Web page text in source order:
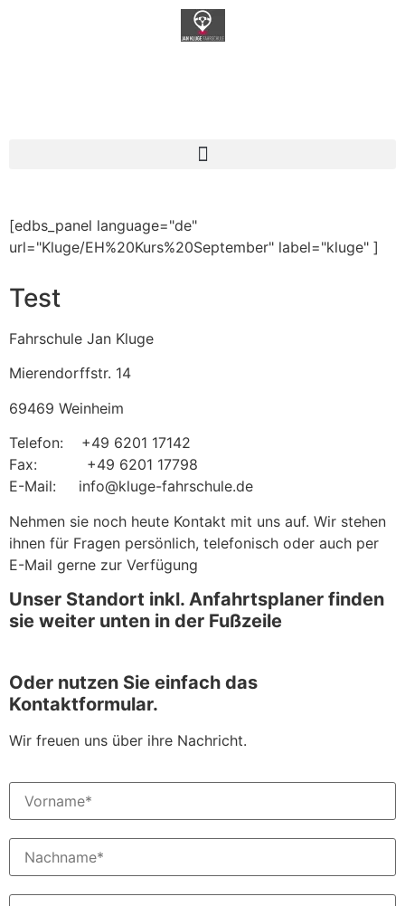
[edbs_panel language="de"
url="Kluge/EH%20Kurs%20September" label="kluge" ]
Test
Fahrschule Jan Kluge
Mierendorffstr. 14
69469 Weinheim
Telefon: +49 6201 17142
Fax: +49 6201 17798
E-Mail: info@kluge-fahrschule.de
Nehmen sie noch heute Kontakt mit uns auf. Wir stehen
ihnen für Fragen persönlich, telefonisch oder auch per
E-Mail gerne zur Verfügung
Unser Standort inkl. Anfahrtsplaner finden
sie weiter unten in der Fußzeile
Oder nutzen Sie einfach das
Kontaktformular.
Wir freuen uns über ihre Nachricht.